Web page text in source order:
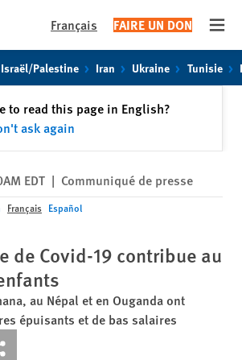
Français FAIRE UN DON
Israël/Palestine Iran Ukraine Tunisie
to read this page in English?
ask again
EDT | Communiqué de presse
Français Español
de Covid-19 contribue au
au Népal et en Ouganda ont
épuisants et de bas salaires
via Bluesky
this via Partagez